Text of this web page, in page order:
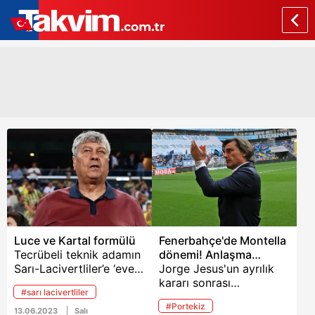
Luce ve Kartal formülü
Tecrübeli teknik adamın
Sarı-Lacivertliler’e ‘evet’
demesi halinde İsmail
Kartal’a da yardımcı
antrenörlük teklifi
#sarı lacivertliler
13.06.2023 Salı
Fenerbahçe'de Montella
dönemi! Anlaşma
tamam
Jorge Jesus'un ayrılık
kararı sonrası
Fenerbahçe'de teknik
adamlık koltuğuna
#Portekiz